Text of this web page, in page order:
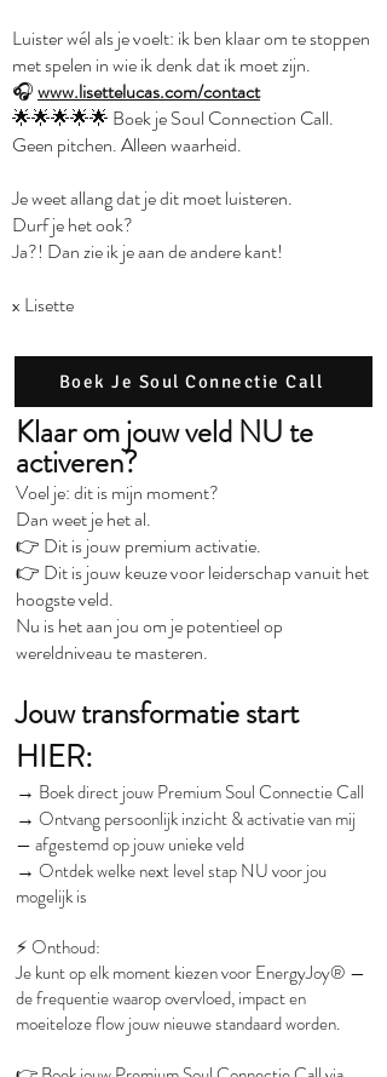
Luister wél als je voelt: ik ben klaar om te stoppen
met spelen in wie ik denk dat ik moet zijn.
🎧www.lisettelucas.com/contact
🌟🌟🌟🌟🌟 Boek je Soul Connection Call.
Geen pitchen. Alleen waarheid.
Je weet allang dat je dit moet luisteren.
Durf je het ook?
Ja?! Dan zie ik je aan de andere kant!
x Lisette
Boek Je Soul Connectie Call
Klaar om jouw veld NU te
activeren?
Voel je: dit is mijn moment?
Dan weet je het al.
👉 Dit is jouw premium activatie.
👉 Dit is jouw keuze voor leiderschap vanuit het
hoogste veld.
Nu is het aan jou om je potentieel op
wereldniveau te masteren.
Jouw transformatie start
HIER:
→ Boek direct jouw Premium Soul Connectie Call
→ Ontvang persoonlijk inzicht & activatie van mij
— afgestemd op jouw unieke veld
→ Ontdek welke next level stap NU voor jou
mogelijk is
⚡️ Onthoud:
Je kunt op elk moment kiezen voor EnergyJoy® —
de frequentie waarop overvloed, impact en
moeiteloze flow jouw nieuwe standaard worden.